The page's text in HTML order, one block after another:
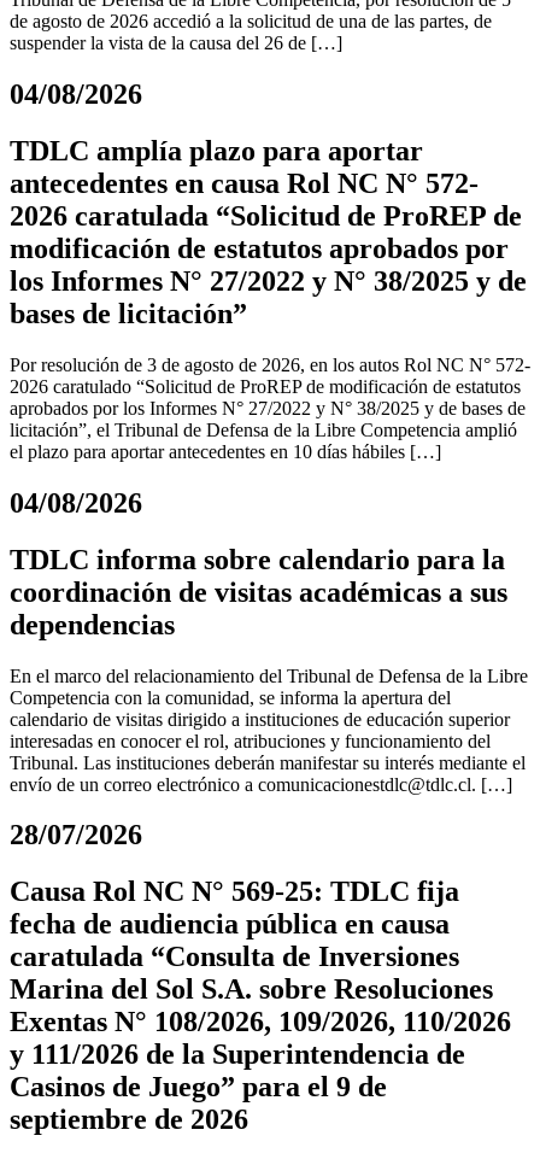
de agosto de 2026 accedió a la solicitud de una de las partes, de
suspender la vista de la causa del 26 de […]
04/08/2026
TDLC amplía plazo para aportar
antecedentes en causa Rol NC N° 572-
2026 caratulada “Solicitud de ProREP de
modificación de estatutos aprobados por
los Informes N° 27/2022 y N° 38/2025 y de
bases de licitación”
Por resolución de 3 de agosto de 2026, en los autos Rol NC N° 572-
2026 caratulado “Solicitud de ProREP de modificación de estatutos
aprobados por los Informes N° 27/2022 y N° 38/2025 y de bases de
licitación”, el Tribunal de Defensa de la Libre Competencia amplió
el plazo para aportar antecedentes en 10 días hábiles […]
04/08/2026
TDLC informa sobre calendario para la
coordinación de visitas académicas a sus
dependencias
En el marco del relacionamiento del Tribunal de Defensa de la Libre
Competencia con la comunidad, se informa la apertura del
calendario de visitas dirigido a instituciones de educación superior
interesadas en conocer el rol, atribuciones y funcionamiento del
Tribunal. Las instituciones deberán manifestar su interés mediante el
envío de un correo electrónico a comunicacionestdlc@tdlc.cl. […]
28/07/2026
Causa Rol NC N° 569-25: TDLC fija
fecha de audiencia pública en causa
caratulada “Consulta de Inversiones
Marina del Sol S.A. sobre Resoluciones
Exentas N° 108/2026, 109/2026, 110/2026
y 111/2026 de la Superintendencia de
Casinos de Juego” para el 9 de
septiembre de 2026